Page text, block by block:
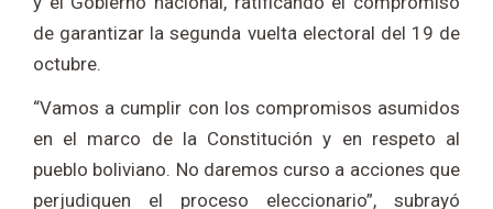
de garantizar la segunda vuelta electoral del 19 de
octubre.
“Vamos a cumplir con los compromisos asumidos
en el marco de la Constitución y en respeto al
pueblo boliviano. No daremos curso a acciones que
perjudiquen el proceso eleccionario”, subrayó